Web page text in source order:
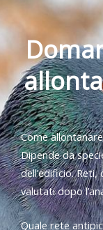
Come
Dipende da
dell’edificio.
valutati dopo
Quale rete